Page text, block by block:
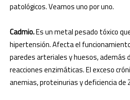
patológicos. Veamos uno por uno.
Cadmio.Es un metal pesado tóxico
hipertensión. Afecta el
paredes arteriales y huesos, además
reacciones enzimáticas. El exceso
anemias, proteinurias y deficiencia de